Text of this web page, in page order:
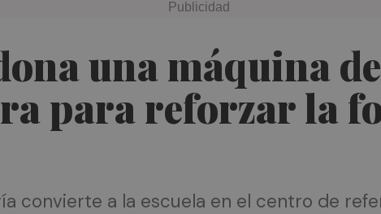
una máquina
para reforzar la
convierte a la escuela en el centro de